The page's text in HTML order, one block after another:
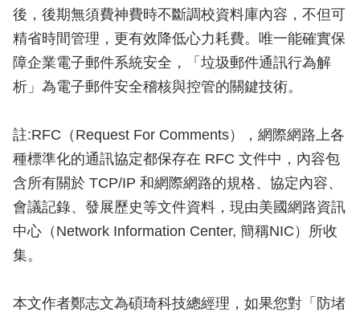
後，後期無須費神費時不斷調校資料庫內容，不但可
精省時間管理，更有效降低心力耗費。唯一能確實保
障企業電子郵件系統安全，「垃圾郵件通訊行為解
析」為電子郵件安全稽核與控管的關鍵技術。
註:RFC（Request For Comments），網際網路上各
種標準化的通訊協定都保存在 RFC 文件中，內容包
含所有關於 TCP/IP 和網際網路的規格、協定內容、
會議記錄、發展歷史等文件資料，現由美國網路資訊
中心（Network Information Center, 簡稱NIC）所收
集。
本文作者鄭志文為碩琦科技總經理，如果您對「防堵